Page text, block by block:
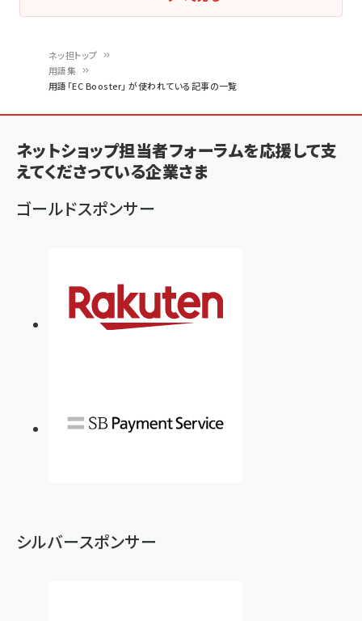
ン
く
ず
ネッ担トップ
用語集
用語「EC Booster」 が使われている記事の一覧
ネットショップ担当者フォーラムを応援して支
えてくださっている企業さま
ゴールドスポンサー
シルバースポンサー